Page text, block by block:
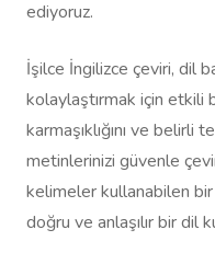
ediyoruz.
İşilce İngilizce çeviri, dil
kolaylaştırmak için etkili
karmaşıklığını ve belirli
metinlerinizi güvenle
kelimeler kullanabilen
doğru ve anlaşılır bir dil